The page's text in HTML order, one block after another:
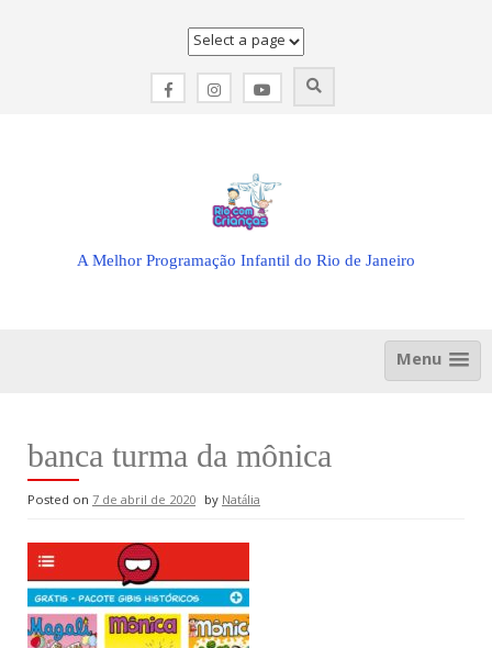
A Melhor Programação Infantil do Rio de Janeiro
Menu
banca turma da mônica
Posted on 7 de abril de 2020 byNatália